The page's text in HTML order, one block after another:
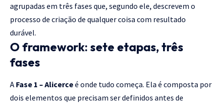
agrupadas em três fases que, segundo ele, descrevem o
processo de criação de qualquer coisa com resultado
durável.
O framework: sete etapas, três
fases
A Fase 1 – Alicerceé onde tudo começa. Ela é composta por
dois elementos que precisam ser definidos antes de